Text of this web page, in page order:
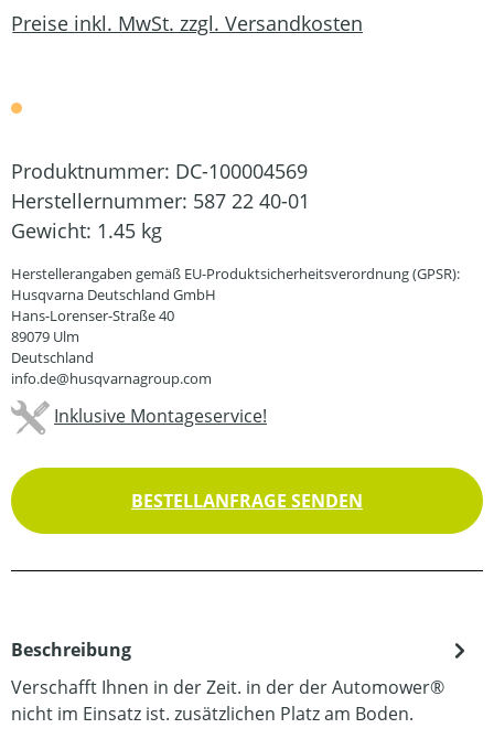
Preise inkl. MwSt. zzgl. Versandkosten
Produktnummer: DC-100004569
Herstellernummer: 587 22 40-01
Gewicht: 1.45 kg
Herstellerangaben gemäß EU-Produktsicherheitsverordnung (GPSR):
Husqvarna Deutschland GmbH
Hans-Lorenser-Straße 40
89079 Ulm
Deutschland
info.de@husqvarnagroup.com
Inklusive Montageservice!
BESTELLANFRAGE SENDEN
Beschreibung
Verschafft Ihnen in der Zeit. in der der Automower®
nicht im Einsatz ist. zusätzlichen Platz am Boden.